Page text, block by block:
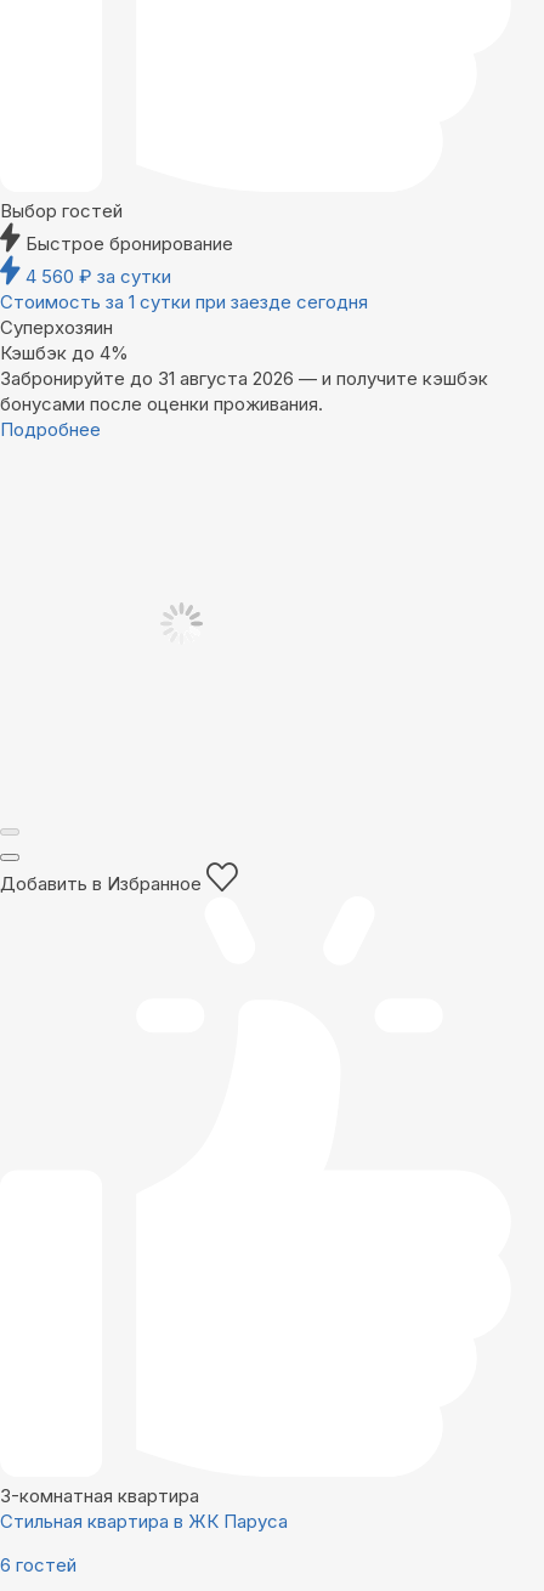
Выбор гостей
Быстрое бронирование
4 560 ₽ за сутки
Стоимость за 1 сутки при заезде сегодня
Суперхозяин
Кэшбэк до 4%
Забронируйте до 31 августа 2026 — и получите кэшбэк
бонусами после оценки проживания.
Подробнее
Добавить в Избранное
3-комнатная квартира
Стильная квартира в ЖК Паруса
6 гостей